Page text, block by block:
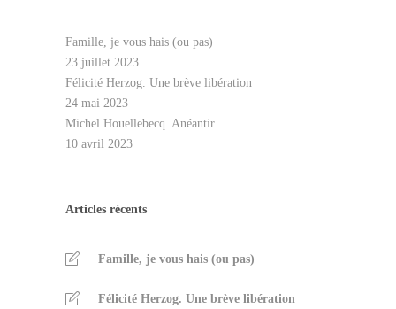
Famille, je vous hais (ou pas)
23 juillet 2023
Félicité Herzog. Une brève libération
24 mai 2023
Michel Houellebecq. Anéantir
10 avril 2023
Articles récents
Famille, je vous hais (ou pas)
Félicité Herzog. Une brève libération